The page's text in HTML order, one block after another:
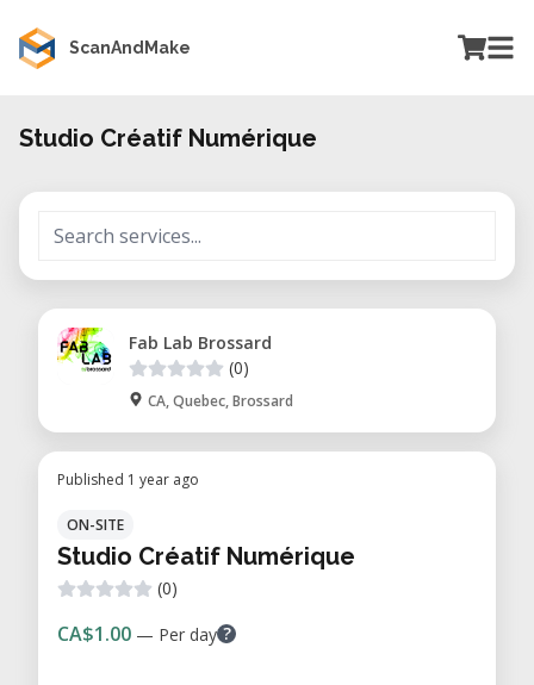
ScanAndMake
Studio Créatif Numérique
Fab Lab Brossard
(0)
CA, Quebec, Brossard
Published 1 year ago
ON-SITE
Studio Créatif Numérique
(0)
CA$1.00 — Per day ?